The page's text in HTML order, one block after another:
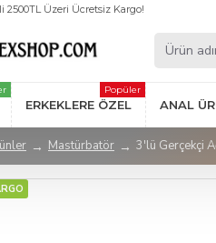
2500TL Üzeri Ücretsiz Kargo!
ERKEKLERE ÖZEL
Popüler
ANAL
Mastürbatör 3'lü Gerçekçi